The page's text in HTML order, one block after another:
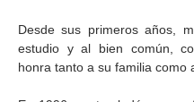
Desde sus primeros años,
estudio y al bien común,
honra tanto a su familia como